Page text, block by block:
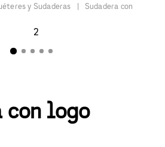
y Sudaderas
Sudadera con
con logo